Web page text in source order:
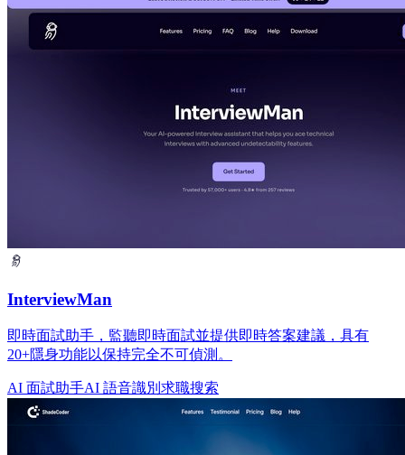
InterviewMan
即時面試助手，監聽即時面試並提供即時答案建議，具有
20+隱身功能以保持完全不可偵測。
AI 面試助手AI 語音識別 求職搜索